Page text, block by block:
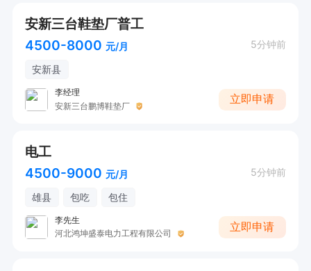
安新三台鞋垫厂普工
4500-8000 元/月 5分钟前
安新县
李经理
安新三台鹏博鞋垫厂
立即申请
电工
4500-9000 元/月 5分钟前
雄县 包吃 包住
李先生
河北鸿坤盛泰电力工程有限公司
立即申请